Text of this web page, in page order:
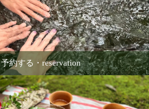
予約する・reservation